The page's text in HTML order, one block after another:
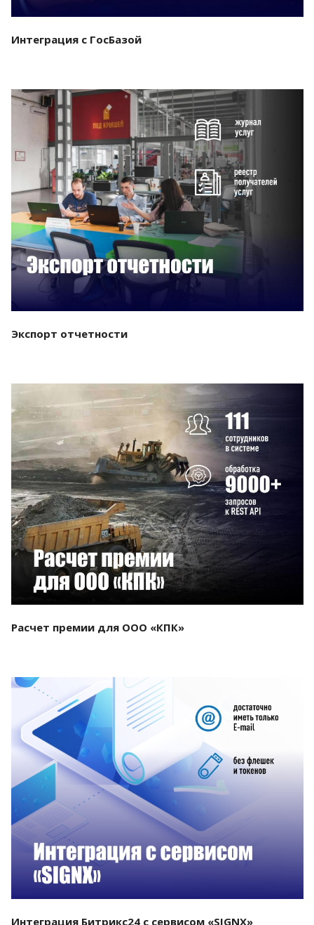
Интеграция с ГосБазой
Смотреть проект
Экспорт отчетности
Смотреть проект
Расчет премии для ООО «КПК»
Смотреть проект
Интеграция Битрикс24 с сервисом «SIGNX»